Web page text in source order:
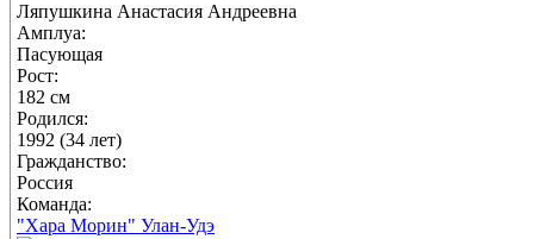
Ляпушкина Анастасия Андреевна
Амплуа:
Пасующая
Рост:
182 см
Родился:
1992 (34 лет)
Гражданство:
Россия
Команда:
"Хара Морин" Улан-Удэ